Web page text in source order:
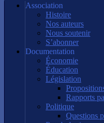
Association
Histoire
Nos auteurs
Nous soutenir
S’abonner
Documentation
Économie
Éducation
Législation
Rapports
Politique
Questions